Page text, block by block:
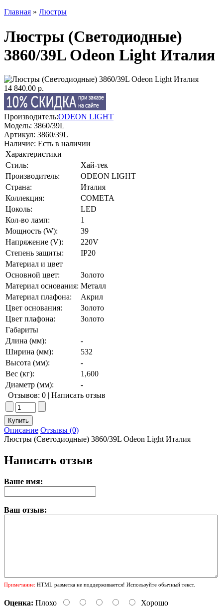
Главная » Люстры
Люстры (Светодиодные)
3860/39L Odeon Light Италия
14 840.00 р.
Производитель:ODEON LIGHT
Модель: 3860/39L
Артикул: 3860/39L
Наличие: Есть в наличии
Характеристики
Стиль:
Хай-тек
Производитель:
ODEON LIGHT
Страна:
Италия
Коллекция:
COMETA
Цоколь:
LED
Кол-во ламп:
1
Мощность (W):
39
Напряжение (V):
220V
Степень защиты:
IP20
Материал и цвет
Основной цвет:
Золото
Материал основания: Металл
Материал плафона:
Акрил
Цвет основания:
Золото
Цвет плафона:
Золото
Габариты
Длина (мм):
-
Ширина (мм):
532
Высота (мм):
-
Вес (кг):
1,600
Диаметр (мм):
-
Отзывов: 0 | Написать отзыв
Описание Отзывы (0)
Люстры (Светодиодные) 3860/39L Odeon Light Италия
Написать отзыв
Ваше имя:
Ваш отзыв:
Примечание: HTML разметка не поддерживается! Используйте обычный текст.
Оценка: Плохо Хорошо